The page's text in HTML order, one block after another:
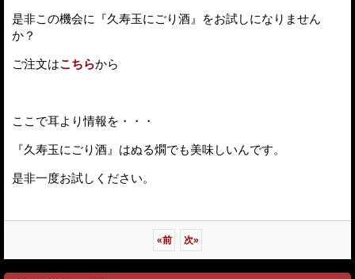
是非この機会に『久寿玉にごり酒』をお試しになりません
か？
ご注文はこちらから
ここで耳より情報を・・・
『久寿玉にごり酒』はぬる燗でも美味しいんです。
是非一度お試しください。
«前 次»